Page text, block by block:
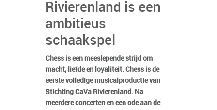
Rivierenland is een
ambitieus
schaakspel
Chess is een meeslepende strijd om
macht, liefde en loyaliteit. Chess is de
eerste volledige musicalproductie van
Stichting CaVa Rivierenland. Na
meerdere concerten en een ode aan de